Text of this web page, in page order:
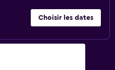
Choisir les dates